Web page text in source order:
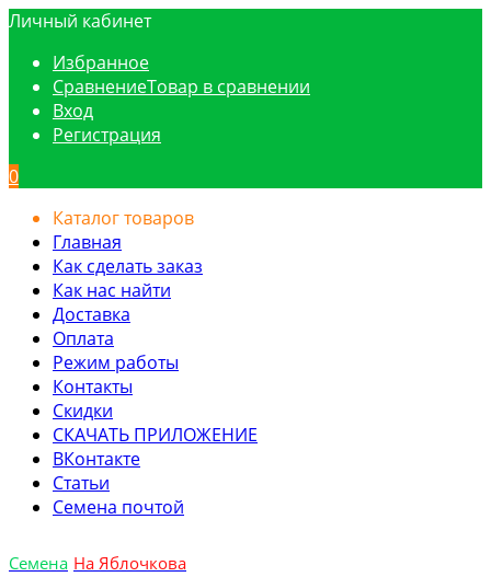
Личный кабинет
Избранное
СравнениеТовар в сравнении
Вход
Регистрация
0
Каталог товаров
Главная
Как сделать заказ
Как нас найти
Доставка
Оплата
Режим работы
Контакты
Скидки
СКАЧАТЬ ПРИЛОЖЕНИЕ
ВКонтакте
Статьи
Семена почтой
Семена На Яблочкова